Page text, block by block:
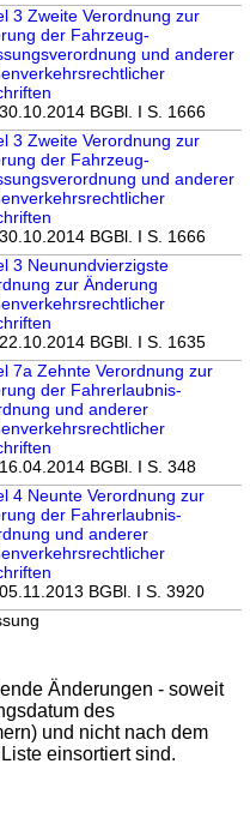
3 Zweite Verordnung zur
der Fahrzeug-
und anderer
BGBl. I S. 1666
3 Zweite Verordnung zur
der Fahrzeug-
und anderer
BGBl. I S. 1666
3 Neunundvierzigste
zur Änderung
BGBl. I S. 1635
7a Zehnte Verordnung zur
der Fahrerlaubnis-
und anderer
BGBl. I S. 348
4 Neunte Verordnung zur
der Fahrerlaubnis-
und anderer
BGBl. I S. 3920
Änderungen - soweit
des
und nicht nach dem
einsortiert sind.